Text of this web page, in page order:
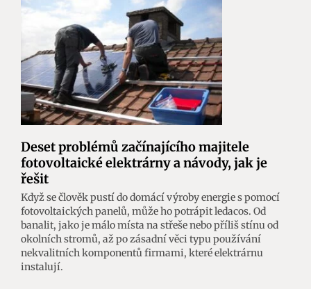
Deset problémů začínajícího majitele
fotovoltaické elektrárny a návody, jak je
řešit
Když se člověk pustí do domácí výroby energie s pomocí
fotovoltaických panelů, může ho potrápit ledacos. Od
banalit, jako je málo místa na střeše nebo příliš stínu od
okolních stromů, až po zásadní věci typu používání
nekvalitních komponentů firmami, které elektrárnu
instalují.